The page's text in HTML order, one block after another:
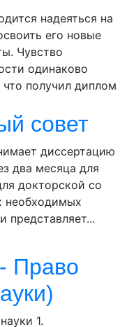
надеяться на
его новые
Чувство
одинаково
получил диплом
совет
диссертацию
два месяца для
докторской со
необходимых
представляет...
Право
1.